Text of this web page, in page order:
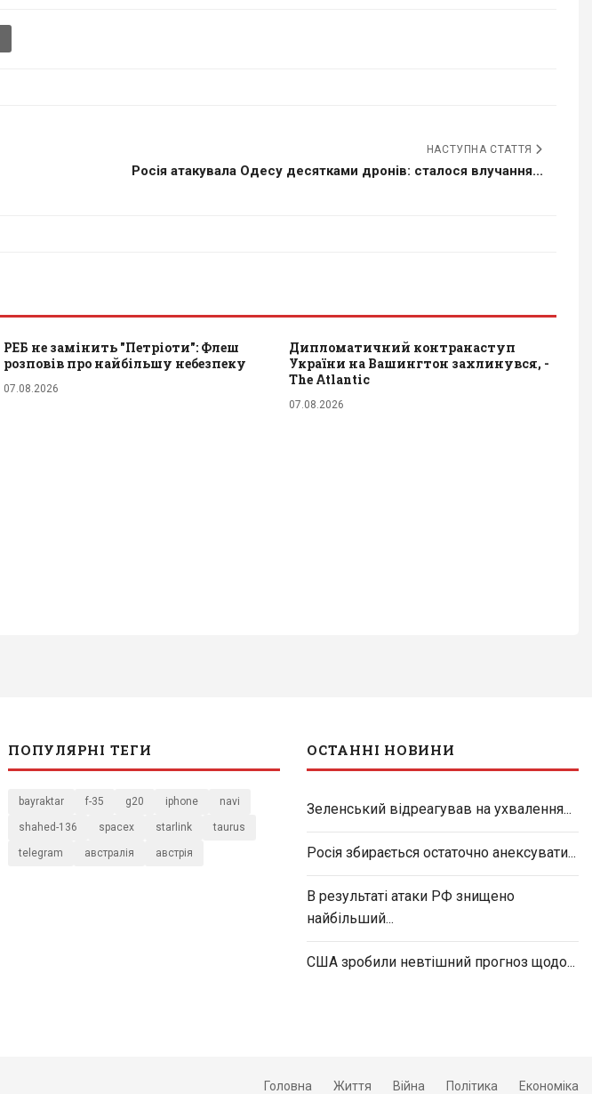
НАСТУПНА СТАТТЯ
Росія атакувала Одесу десятками дронів: сталося влучання...
РЕБ не замінить "Петріоти": Флеш
розповів про найбільшу небезпеку
07.08.2026
Дипломатичний контранаступ
України на Вашингтон захлинувся, -
The Atlantic
07.08.2026
ПОПУЛЯРНІ ТЕГИ
bayraktar f-35 g20 iphone navi
shahed-136 spacex starlink taurus
telegram австралія австрія
ОСТАННІ НОВИНИ
Зеленський відреагував на ухвалення...
Росія збирається остаточно анексувати...
В результаті атаки РФ знищено
найбільший...
США зробили невтішний прогноз щодо...
Головна Життя Війна Політика Економіка